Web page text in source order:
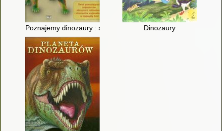
Poznajemy dinozaury : świat przerażających mięsożerców,
Dinozaury